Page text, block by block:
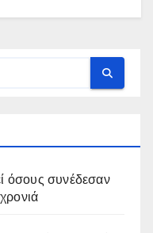
όσους συνέδεσαν